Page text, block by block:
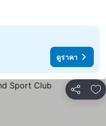
ดูราคา
แชร์ เ